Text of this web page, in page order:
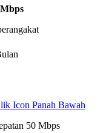
Icon Panah Bawah
50 Mbps